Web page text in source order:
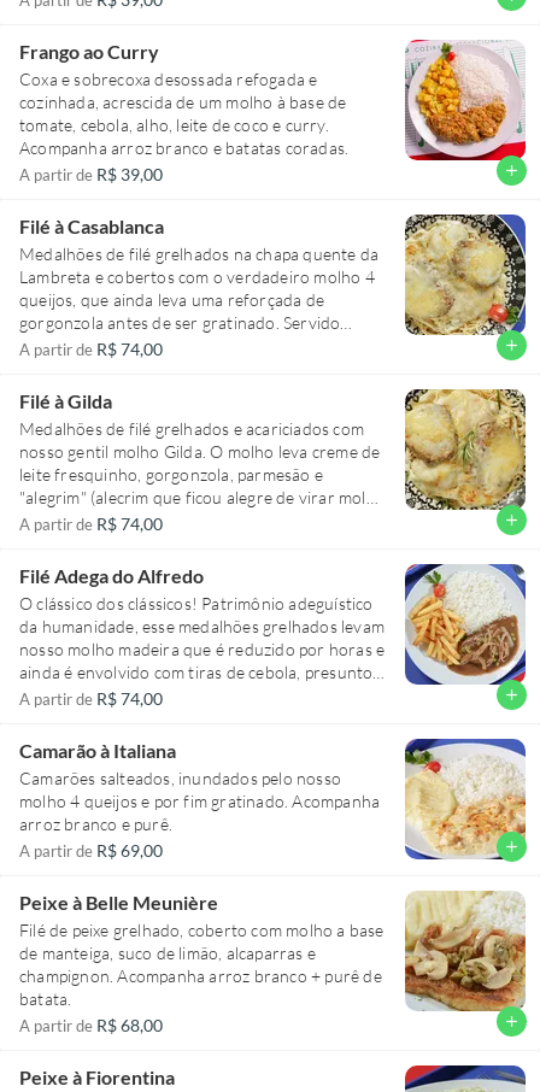
Frango ao Curry
Coxa e sobrecoxa desossada refogada e
cozinhada, acrescida de um molho à base de
tomate, cebola, alho, leite de coco e curry.
Acompanha arroz branco e batatas coradas.
A partir de R$ 39,00 add
Filé à Casablanca
Medalhões de filé grelhados na chapa quente da
Lambreta e cobertos com o verdadeiro molho 4
queijos, que ainda leva uma reforçada de
gorgonzola antes de ser gratinado. Servido
envolvido no espaguete.
A partir de R$ 74,00 add
Filé à Gilda
Medalhões de filé grelhados e acariciados com
nosso gentil molho Gilda. O molho leva creme de
leite fresquinho, gorgonzola, parmesão e
"alegrim" (alecrim que ficou alegre de virar molho
na Lambreta). Servido envolvido no espaguete.
A partir de R$ 74,00 add
Filé Adega do Alfredo
O clássico dos clássicos! Patrimônio adeguístico
da humanidade, esse medalhões grelhados levam
nosso molho madeira que é reduzido por horas e
ainda é envolvido com tiras de cebola, presunto,
ervilhas e calabresa. Acompanha arroz branco e
A partir de R$ 74,00 add
Camarão à Italiana
Camarões salteados, inundados pelo nosso
molho 4 queijos e por fim gratinado. Acompanha
arroz branco e purê.
A partir de R$ 69,00 add
Peixe à Belle Meunière
Filé de peixe grelhado, coberto com molho a base
de manteiga, suco de limão, alcaparras e
champignon. Acompanha arroz branco + purê de
batata.
A partir de R$ 68,00 add
Peixe à Fiorentina